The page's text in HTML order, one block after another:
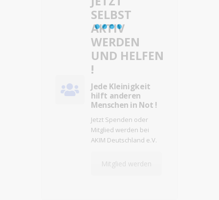
SELBST
AKTIV
WERDEN
UND HELFEN
!
Jede Kleinigkeit
hilft anderen
Menschen in Not !
Jetzt Spenden oder
Mitglied werden bei
AKIM Deutschland e.V.
Mitglied werden